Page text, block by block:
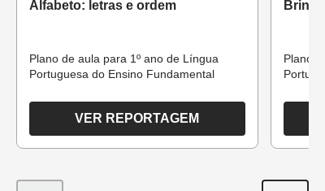
Alfabeto: letras e ordem
Plano de aula para 1º ano de Língua
Portuguesa do Ensino Fundamental
VER REPORTAGEM
Plano